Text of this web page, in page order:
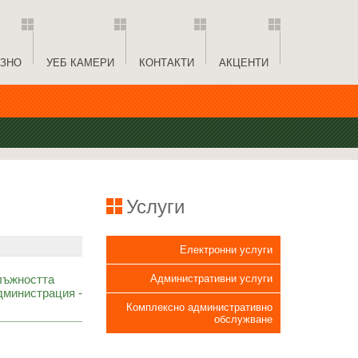
УЕБ КАМЕРИ КОНТАКТИ АКЦЕНТИ
-
Услуги
Електронни услуги
Административни услуги
Комплексно административно
обслужване